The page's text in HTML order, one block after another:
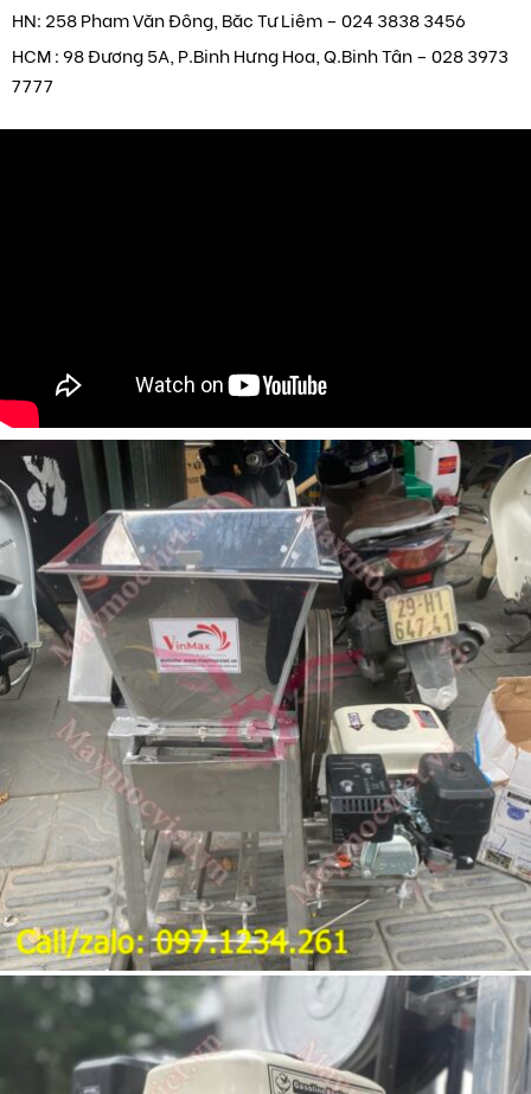
HN: 258 Pham Văn Đông, Băc Tư Liêm – 024 3838 3456
HCM : 98 Đương 5A, P.Binh Hưng Hoa, Q.Binh Tân – 028 3973
7777